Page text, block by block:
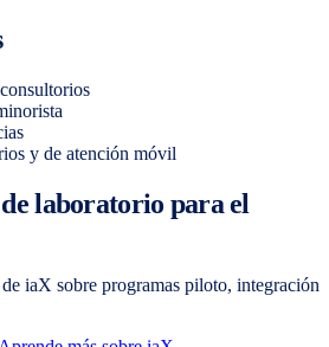
y de atención móvil
laboratorio para el
iaX sobre programas piloto, integración